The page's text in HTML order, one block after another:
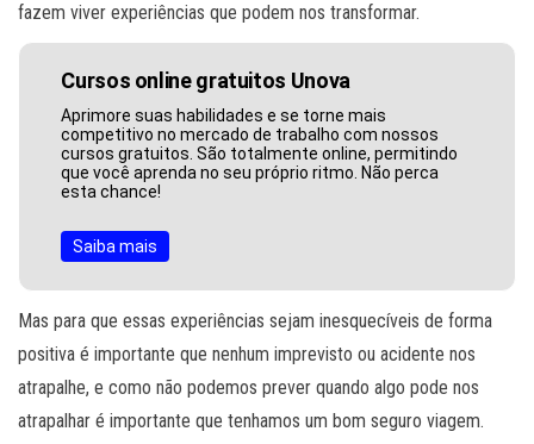
fazem viver experiências que podem nos transformar.
Cursos online gratuitos Unova
Aprimore suas habilidades e se torne mais
competitivo no mercado de trabalho com nossos
cursos gratuitos. São totalmente online, permitindo
que você aprenda no seu próprio ritmo. Não perca
esta chance!
Saiba mais
Mas para que essas experiências sejam inesquecíveis de forma
positiva é importante que nenhum imprevisto ou acidente nos
atrapalhe, e como não podemos prever quando algo pode nos
atrapalhar é importante que tenhamos um bom seguro viagem.